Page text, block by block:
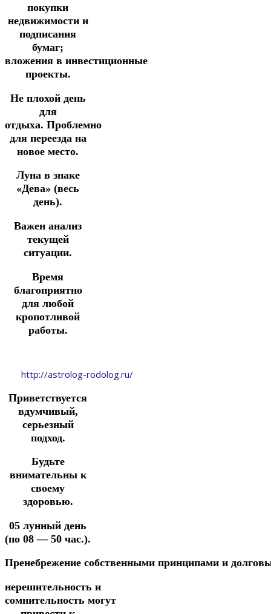
покупки
недвижимости и
подписания
бумаг;
вложения в инвестиционные
проекты.
Не плохой день
для
отдыха. Проблемно
для переезда на
новое место.
Луна в знаке
«Дева» (весь
день).
Важен анализ
текущей
ситуации.
Время
благоприятно
для любой
кропотливой
работы.
http://astrolog-rodolog.ru/
Приветствуется
вдумчивый,
серьезный
подход.
Будьте
внимательны к
своему
здоровью.
05 лунный день
(по 08 — 50 час.).
Пренебрежение собственными принципами и
нерешительность и
сомнительность могут